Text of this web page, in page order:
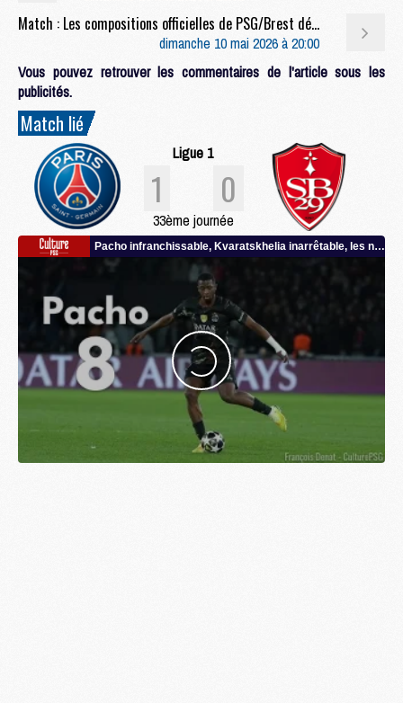
Match : Les compositions officielles de PSG/Brest dévoilées, Dro titulaire
dimanche 10 mai 2026 à 20:00
Vous pouvez retrouver les commentaires de l'article sous les
publicités.
Match lié
Ligue 1
1 0
33ème journée